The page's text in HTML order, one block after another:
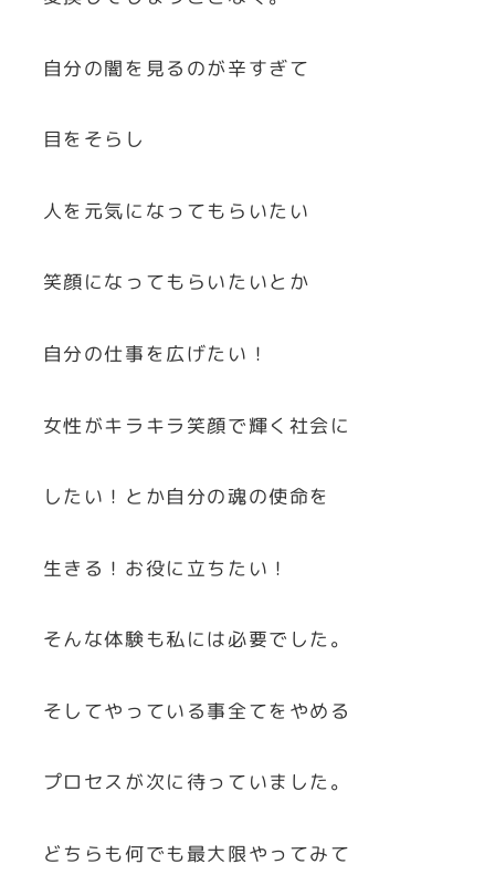
自分の闇を見るのが辛すぎて
目をそらし
人を元気になってもらいたい
笑顔になってもらいたいとか
自分の仕事を広げたい！
女性がキラキラ笑顔で輝く社会に
したい！とか自分の魂の使命を
生きる！お役に立ちたい！
そんな体験も私には必要でした。
そしてやっている事全てをやめる
プロセスが次に待っていました。
どちらも何でも最大限やってみて